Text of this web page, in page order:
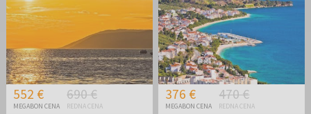
552 €
MEGABON CENA
690 €
REDNA CENA
376 €
MEGABON CENA
470 €
REDNA CENA